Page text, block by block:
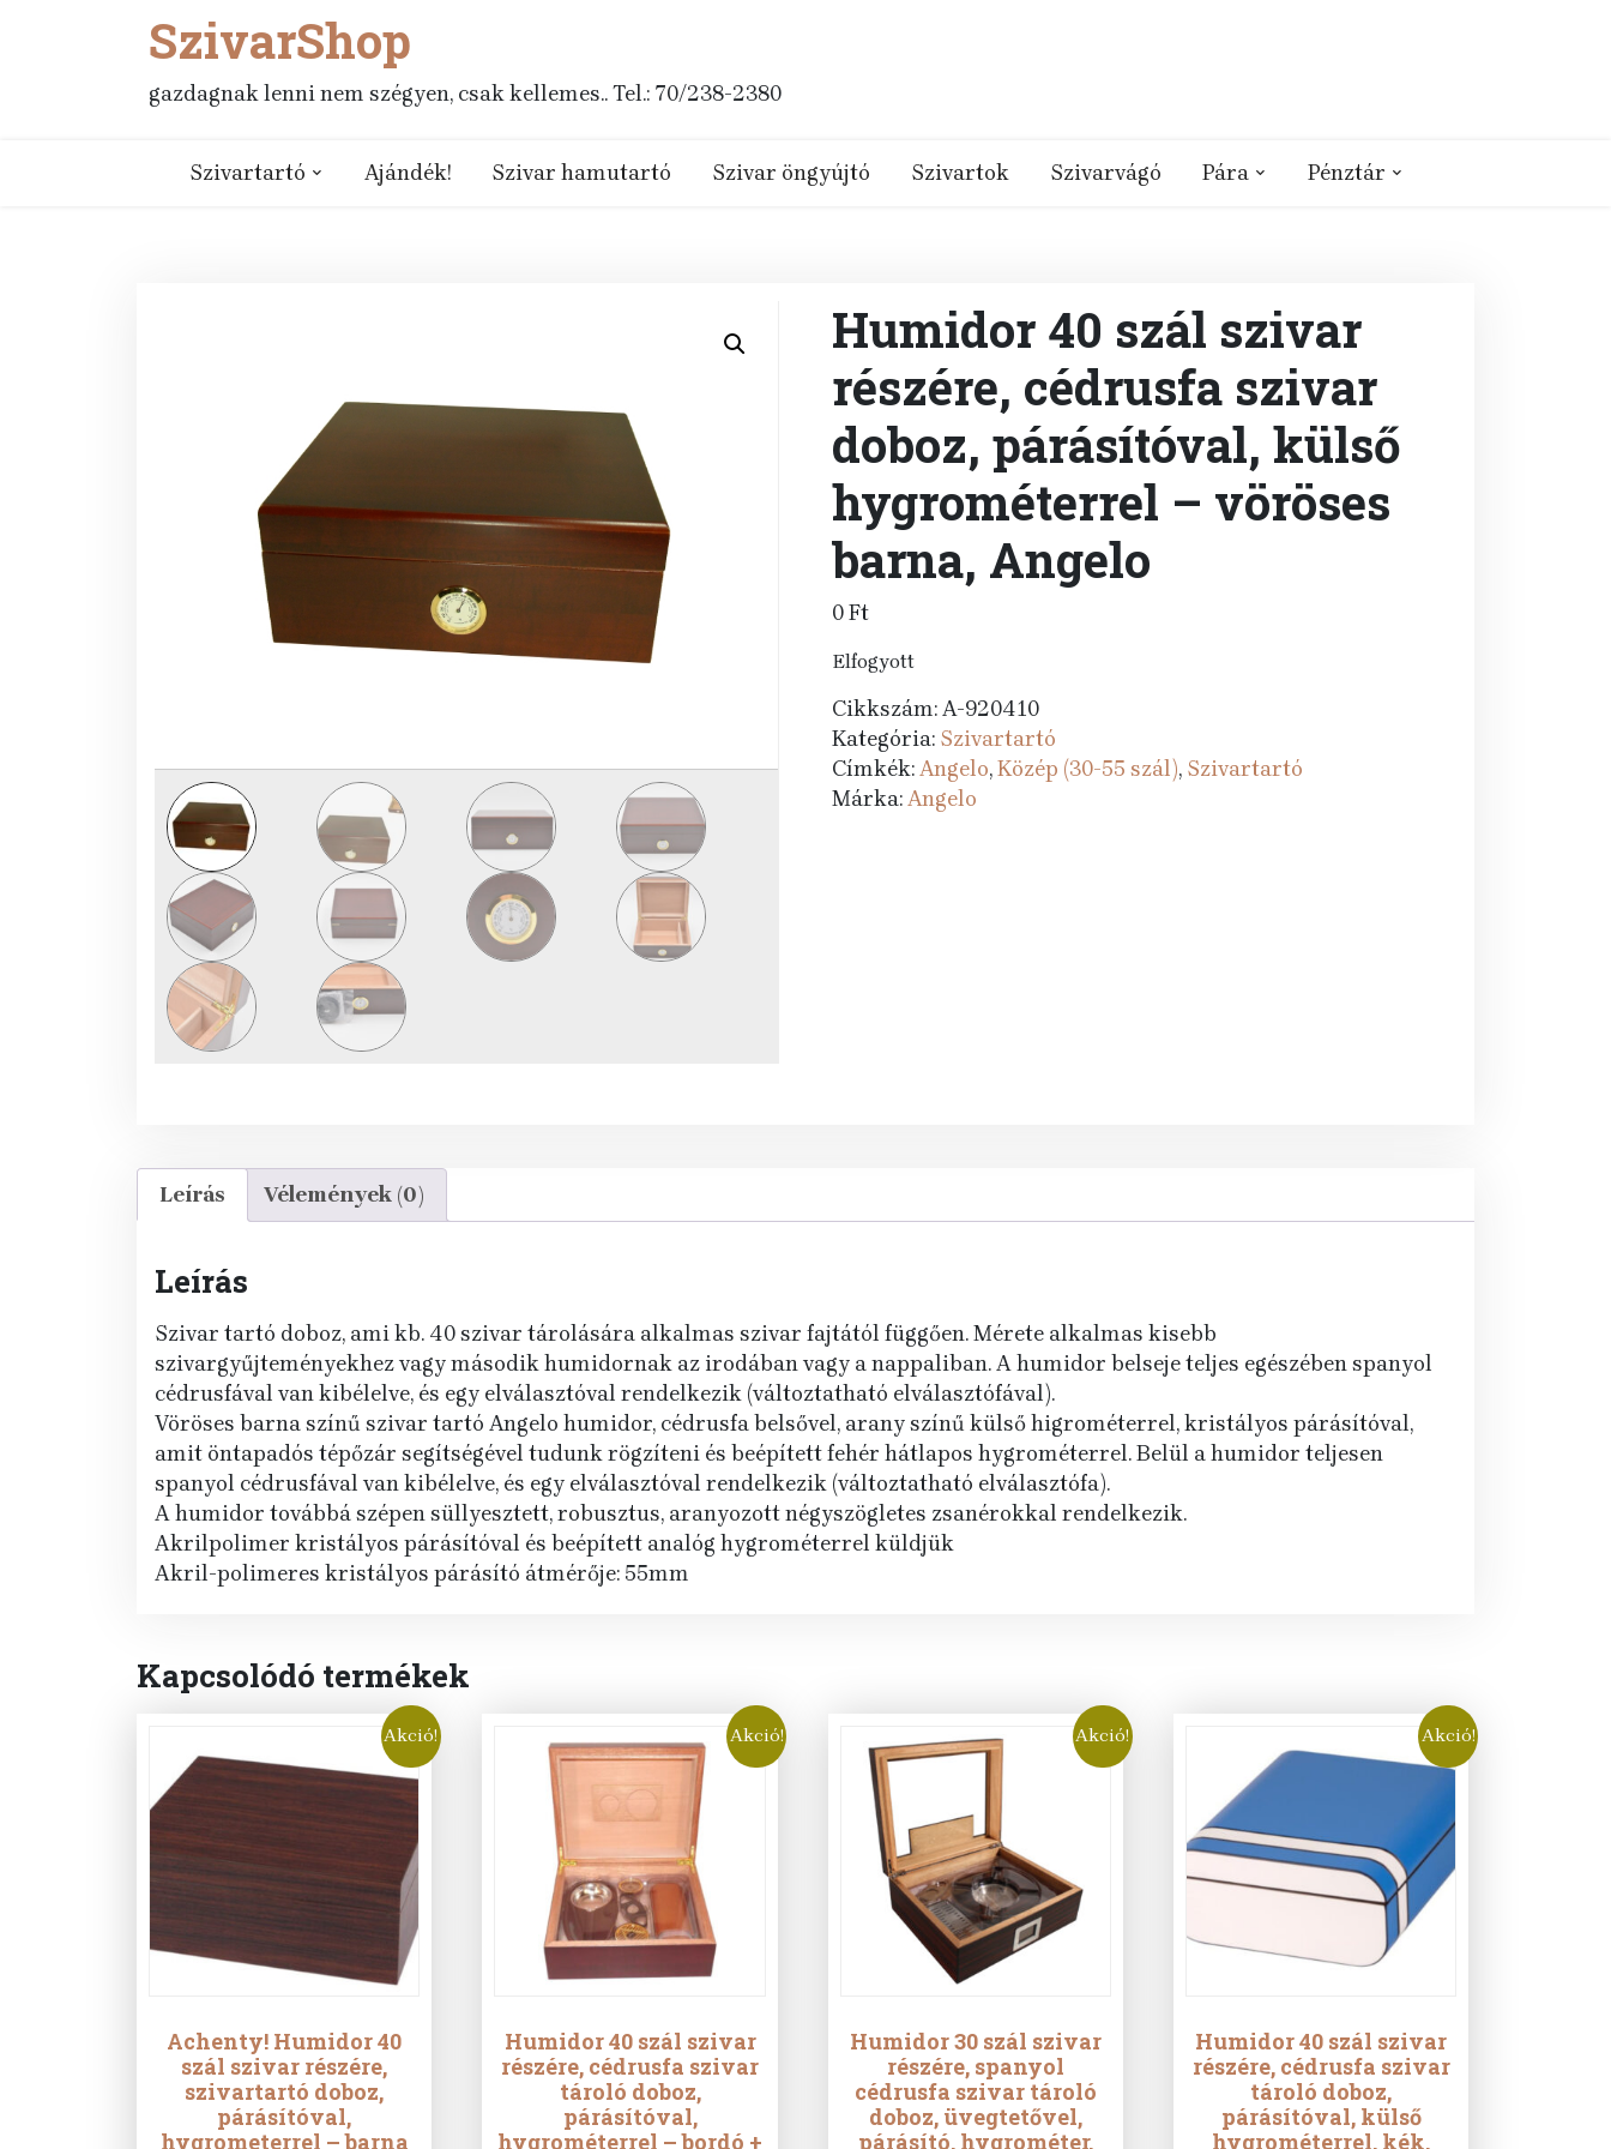
SzivarShop
gazdagnak lenni nem szégyen, csak kellemes.. Tel.: 70/238-2380
Szivartartó Ajándék! Szivar hamutartó Szivar öngyújtó Szivartok Szivarvágó Pára Pénztár
Humidor 40 szál szivar
részére, cédrusfa szivar
doboz, párásítóval, külső
hygrométerrel – vöröses
barna, Angelo
0Ft
Elfogyott
Cikkszám:A-920410
Kategória: Szivartartó
Címkék:Angelo,Közép (30-55 szál), Szivartartó
Márka:Angelo
Leírás Vélemények (0)
Leírás
Szivar tartó doboz, ami kb. 40 szivar tárolására alkalmas szivar fajtától függően. Mérete alkalmas kisebb
szivargyűjteményekhez vagy második humidornak az irodában vagy a nappaliban. A humidor belseje teljes egészében spanyol
cédrusfával van kibélelve, és egy elválasztóval rendelkezik (változtatható elválasztófával).
Vöröses barna színű szivar tartó Angelo humidor, cédrusfa belsővel, arany színű külső higrométerrel, kristályos párásítóval,
amit öntapadós tépőzár segítségével tudunk rögzíteni és beépített fehér hátlapos hygrométerrel. Belül a humidor teljesen
spanyol cédrusfával van kibélelve, és egy elválasztóval rendelkezik (változtatható elválasztófa).
A humidor továbbá szépen süllyesztett, robusztus, aranyozott négyszögletes zsanérokkal rendelkezik.
Akrilpolimer kristályos párásítóval és beépített analóg hygrométerrel küldjük
Akril-polimeres kristályos párásító átmérője: 55mm
Kapcsolódó termékek
Akció!
Achenty! Humidor 40
szál szivar részére,
szivartartó doboz,
párásítóval,
hygrometerrel – barna
Akció!
Humidor 40 szál szivar
részére, cédrusfa szivar
tároló doboz,
párásítóval,
hygrométerrel – bordó +
Akció!
Humidor 30 szál szivar
részére, spanyol
cédrusfa szivar tároló
doboz, üvegtetővel,
párásító, hygrométer,
Akció!
Humidor 40 szál szivar
részére, cédrusfa szivar
tároló doboz,
párásítóval, külső
hygrométerrel, kék,